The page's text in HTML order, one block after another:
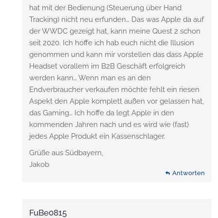
hat mit der Bedienung (Steuerung über Hand
Tracking) nicht neu erfunden… Das was Apple da auf
der WWDC gezeigt hat, kann meine Quest 2 schon
seit 2020. Ich hoffe ich hab euch nicht die Illusion
genommen und kann mir vorstellen das dass Apple
Headset vorallem im B2B Geschäft erfolgreich
werden kann… Wenn man es an den
Endverbraucher verkaufen möchte fehlt ein riesen
Aspekt den Apple komplett außen vor gelassen hat,
das Gaming… Ich hoffe da legt Apple in den
kommenden Jahren nach und es wird wie (fast)
jedes Apple Produkt ein Kassenschlager.
Grüße aus Südbayern,
Jakob
Antworten
FuBe0815